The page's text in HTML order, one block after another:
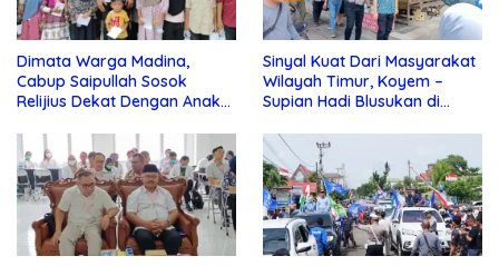
Dimata Warga Madina,
Cabup Saipullah Sosok
Relijius Dekat Dengan Anak
Sinyal Kuat Dari Masyarakat
Wilayah Timur, Koyem –
Supian Hadi Blusukan di